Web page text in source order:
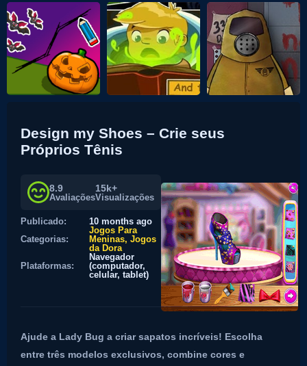
Design my Shoes – Crie seus
Próprios Tênis
8.9
Avaliações
15k+
Visualizações
Publicado:
10 months ago
Categorias:
Jogos Para
Meninas Jogos
da Dora
Plataformas:
Navegador
(computador,
celular, tablet)
Ajude a Lady Bug a criar sapatos incríveis! Escolha
entre três modelos exclusivos, combine cores e